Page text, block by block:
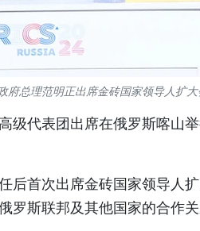
府总理范明正出席金砖国家领导人扩大
级代表团出席在俄罗斯喀山
后首次出席金砖国家领导人
罗斯联邦及其他国家的合作关